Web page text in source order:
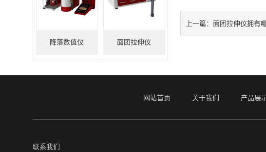
降落数值仪 面团拉伸仪
上一篇： 面团拉伸仪拥有
网站首页 关于我们 产品展
联系我们